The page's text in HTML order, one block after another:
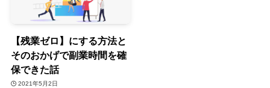
【残業ゼロ】にする方法と
そのおかげで副業時間を確
保できた話
2021年5月2日